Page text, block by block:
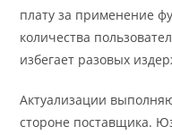
плату за применение
количества
избегает разовых
Актуализации
стороне поставщика.